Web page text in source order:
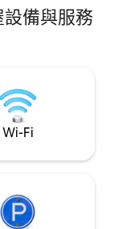
圍。 靠近Battle
夫球場、消防員賭
備與服務
Wi-Fi